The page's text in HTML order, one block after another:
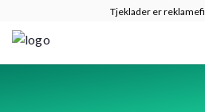
Tjeklader er